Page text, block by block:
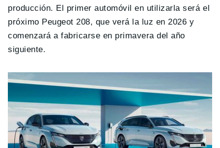
producción. El primer automóvil en utilizarla será el
próximo Peugeot 208, que verá la luz en 2026 y
comenzará a fabricarse en primavera del año
siguiente.